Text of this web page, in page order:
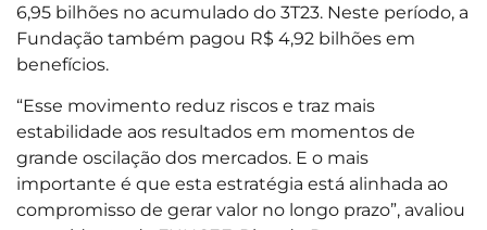
6,95 bilhões no acumulado do 3T23. Neste período, a
Fundação também pagou R$ 4,92 bilhões em
benefícios.
“Esse movimento reduz riscos e traz mais
estabilidade aos resultados em momentos de
grande oscilação dos mercados. E o mais
importante é que esta estratégia está alinhada ao
compromisso de gerar valor no longo prazo”, avaliou